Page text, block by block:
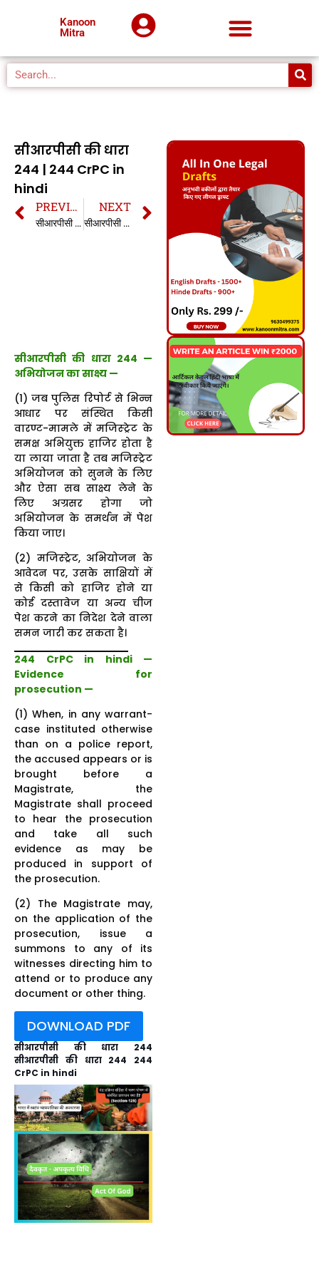
Kanoon
Mitra
सीआरपीसी की धारा
244 | 244 CrPC in
hindi
PREVIOUS
सीआरपीसी की धारा 243 | 243 CrPC in hindi
NEXT
सीआरपीसी की धारा 245 | 245 CrPC in hindi
सीआरपीसी की धारा 244 —
अभियोजन का साक्ष्य —
(1) जब पुलिस रिपोर्ट से भिन्न
आधार पर संस्थित किसी
वारण्ट-मामले में मजिस्ट्रेट के
समक्ष अभियुक्त हाजिर होता है
या लाया जाता है तब मजिस्ट्रेट
अभियोजन को सुनने के लिए
और ऐसा सब साक्ष्य लेने के
लिए अग्रसर होगा जो
अभियोजन के समर्थन में पेश
किया जाए।
(2) मजिस्ट्रेट, अभियोजन के
आवेदन पर, उसके साक्षियों में
से किसी को हाजिर होने या
कोई दस्तावेज या अन्य चीज
पेश करने का निदेश देने वाला
समन जारी कर सकता है।
244 CrPC in hindi —
Evidence for
prosecution —
(1) When, in any warrant-
case instituted otherwise
than on a police report,
the accused appears or is
brought before a
Magistrate, the
Magistrate shall proceed
to hear the prosecution
and take all such
evidence as may be
produced in support of
the prosecution.
(2) The Magistrate may,
on the application of the
prosecution, issue a
summons to any of its
witnesses directing him to
attend or to produce any
document or other thing.
DOWNLOAD PDF
सीआरपीसी की धारा 244
सीआरपीसी की धारा 244 244
CrPC in hindi